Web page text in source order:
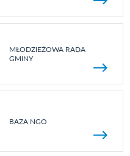
MŁODZIEŻOWA RADA
GMINY
BAZA NGO